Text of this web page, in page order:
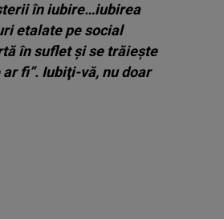
în iubire…iubirea
etalate pe social
în suflet şi se trăieşte
fi”. Iubiţi-vă, nu doar